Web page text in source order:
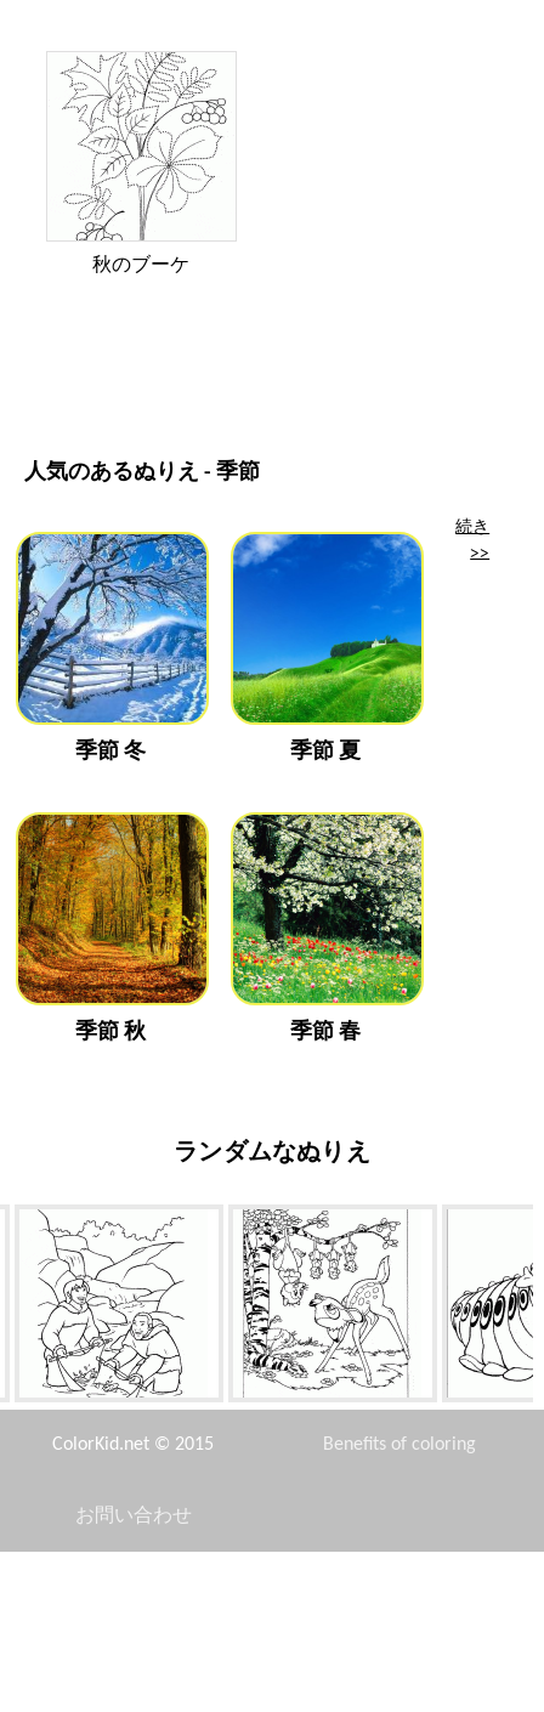
秋のブーケ
人気のあるぬりえ - 季節
季節 冬 季節 夏
季節 秋 季節 春
続き
>>
ランダムなぬりえ
弟とキーナイ オポッサムとバンビ 大
ColorKid.net © 2015 Benefits of coloring
お問い合わせ